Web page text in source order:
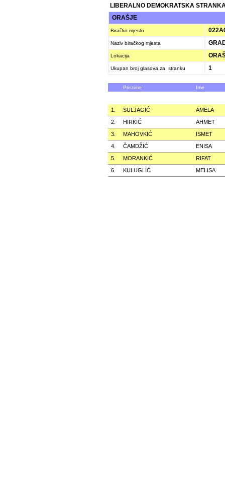
LIBERALNO DEMOKRATSKA
ORAŠJE
Biračko mjesto
Naziv biračkog mjesta
Lokacija
Ukupan broj glasova za stranku 1
Prezime Ime
1. SULJAGIĆ
AMELA
2.
HIRKIĆ
AHMET
3.
MAHOVKIĆ
ISMET
4.
ČAMDŽIĆ
ENISA
5.
MORANKIĆ
RIFAT
6.
KULUGLIĆ MELISA